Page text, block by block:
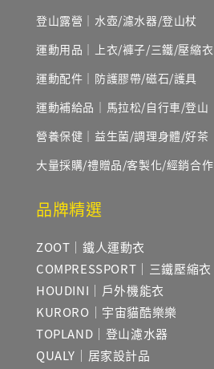
登山露營｜水壺/濾水器/登山杖
運動用品｜上衣/褲子/三鐵/壓縮衣
運動配件｜防護膠帶/磁石/護具
運動補給品｜馬拉松/自行車/登山
營養保健｜益生菌/調理身體/好茶
大量採購/禮贈品/客製化/經銷合作
品牌精選
ZOOT｜鐵人運動衣
COMPRESSPORT｜三鐵壓縮衣
HOUDINI｜戶外機能衣
KURORO｜宇宙貓酷樂樂
TOPLAND｜登山濾水器
QUALY｜居家設計品